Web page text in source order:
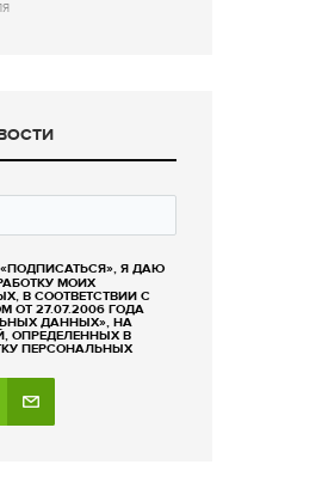
Я ДАЮ
МОИХ
В СООТВЕТСТВИИ С
ОТ 27.07.2006 ГОДА
ДАННЫХ», НА
ОПРЕДЕЛЕННЫХ В
ПЕРСОНАЛЬНЫХ